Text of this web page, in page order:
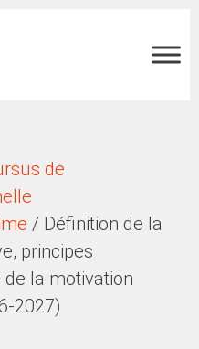
de
/ Définition de la
principes
la motivation
2027)